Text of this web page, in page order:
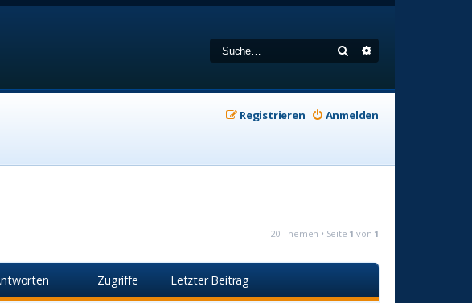
Suche
Anmelden
Registrieren
20 Themen • Seite 1 von 1
Zugriffe Letzter Beitrag